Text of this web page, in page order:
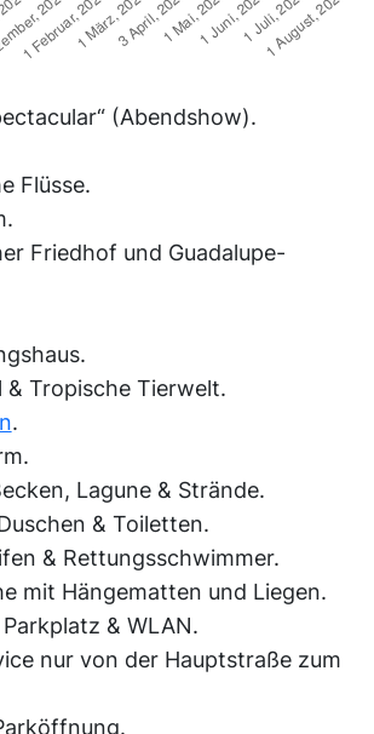
(Abendshow).
Flüsse.
Friedhof und Guadalupe-
& Tropische Tierwelt.
.
Lagune & Strände.
& Toiletten.
& Rettungsschwimmer.
mit Hängematten und Liegen.
& WLAN.
nur von der Hauptstraße zum